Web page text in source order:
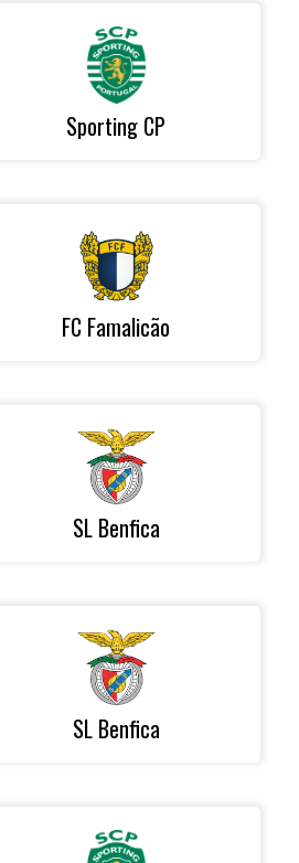
Sporting CP
FC Famalicão
SL Benfica
SL Benfica